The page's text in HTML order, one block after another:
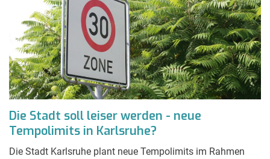
Die Stadt soll leiser werden - neue
Tempolimits in Karlsruhe?
Die Stadt Karlsruhe plant neue Tempolimits im Rahmen